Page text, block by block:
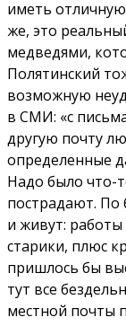
иметь
же, это
медведями,
Полятинский
возможную
в СМИ: «с
другую почту
определенные
Надо было что-
пострадают. По
и живут: работы
старики, плюс
пришлось бы
тут все
местной почты